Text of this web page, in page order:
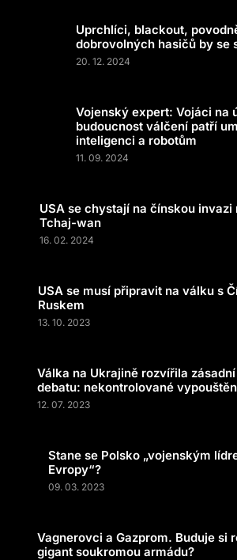
Uprchlíci, blackout,
dobrovolných hasičů by se
20. 12. 2024
Vojenský expert: Vojáci na
budoucnost válčení patří
inteligenci a robotům
11. 09. 2024
USA se chystají na čínskou invazi
Tchaj-wan
16. 02. 2024
USA se musí připravit na válku s
Ruskem
13. 10. 2023
Válka na Ukrajině rozvířila zásadní
debatu: nekontrolované
12. 07. 2023
Stane se Polsko „vojenským
Evropy“?
09. 03. 2023
Vagnerovci a Gazprom. Buduje si
gigant soukromou armádu?